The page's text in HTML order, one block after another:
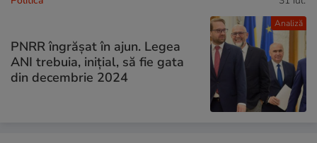
Analiză
PNRR îngrășat în ajun. Legea
ANI trebuia, inițial, să fie gata
din decembrie 2024